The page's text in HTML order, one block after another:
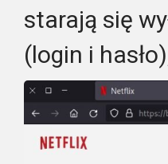
starają się
(login i